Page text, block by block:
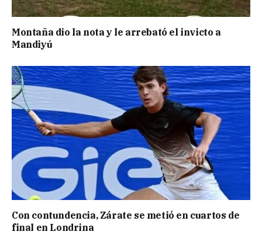
Montaña dio la nota y le arrebató el invicto a
Mandiyú
Con contundencia, Zárate se metió en cuartos de
final en Londrina